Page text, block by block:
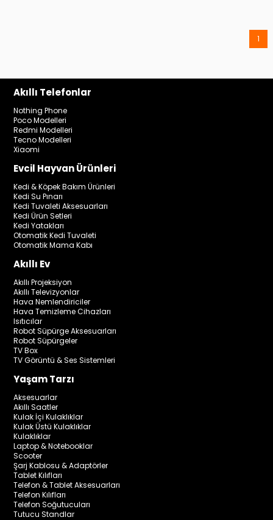
1
Akıllı Telefonlar
Nothing Phone
Poco Modelleri
Redmi Modelleri
Tecno Modelleri
Xiaomi
Evcil Hayvan Ürünleri
Kedi & Köpek Bakım Ürünleri
Kedi Su Pınarı
Kedi Tuvaleti Aksesuarları
Kedi Ürün Setleri
Kedi Yatakları
Otomatik Kedi Tuvaleti
Otomatik Mama Kabı
Akıllı Ev
Akıllı Projeksiyon
Akıllı Televizyonlar
Hava Nemlendiriciler
Hava Temizleme Cihazları
Isıtıcılar
Robot Süpürge Aksesuarları
Robot Süpürgeler
TV Box
TV Görüntü & Ses Sistemleri
Yaşam Tarzı
Aksesuarlar
Akıllı Saatler
Kulak İçi Kulaklıklar
Kulak Üstü Kulaklıklar
Kulaklıklar
Laptop & Notebooklar
Scooter
Şarj Kablosu & Adaptörler
Tablet Kılıfları
Telefon & Tablet Aksesuarları
Telefon Kılıfları
Telefon Soğutucuları
Tutucu Standlar